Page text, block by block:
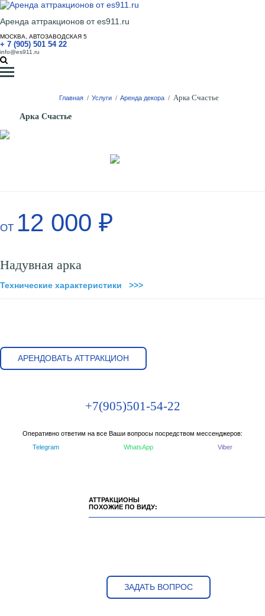
Аренда аттракционов от es911.ru
МОСКВА, АВТОЗАВОДСКАЯ 5
+ 7 (905) 501 54 22
info@es911.ru
Главная / Услуги / Аренда декора / Арка Счастье
Арка Счастье
ОТ 12 000 ₽
Надувная арка
Технические характеристики >>>
АРЕНДОВАТЬ АТТРАКЦИОН
+7(905)501-54-22
Оперативно ответим на все Ваши вопросы посредством мессенджеров:
Telegram
WhatsApp Viber
АТТРАКЦИОНЫ
ПОХОЖИЕ ПО ВИДУ:
ЗАДАТЬ ВОПРОС